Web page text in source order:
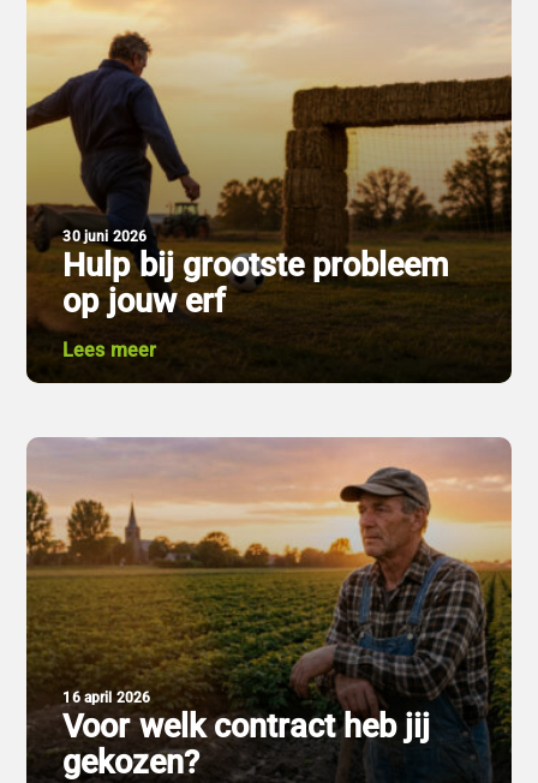
30 juni 2026
Hulp bij grootste probleem
op jouw erf​
Lees meer
16 april 2026
Voor welk contract heb jij
gekozen?